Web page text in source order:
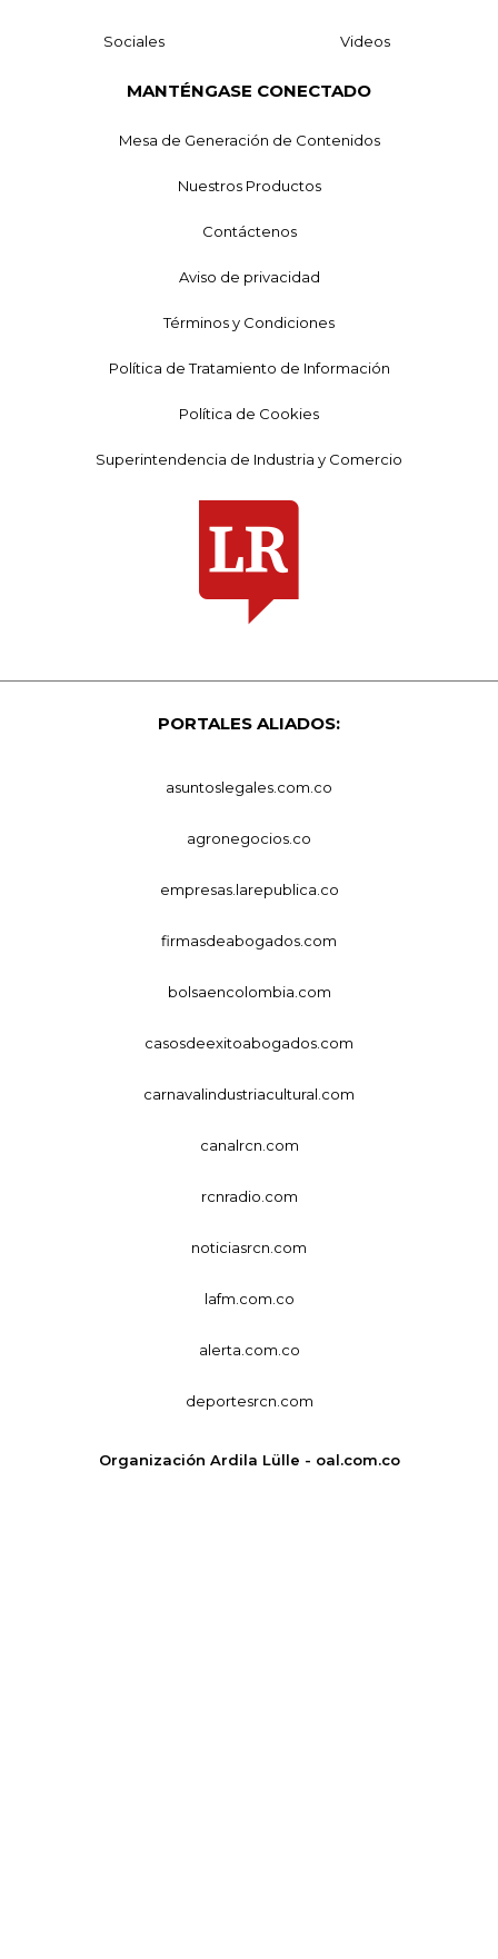
Sociales Videos
MANTÉNGASE CONECTADO
Mesa de Generación de Contenidos
Nuestros Productos
Contáctenos
Aviso de privacidad
Términos y Condiciones
Política de Tratamiento de Información
Política de Cookies
Superintendencia de Industria y Comercio
PORTALES ALIADOS:
asuntoslegales.com.co
agronegocios.co
empresas.larepublica.co
firmasdeabogados.com
bolsaencolombia.com
casosdeexitoabogados.com
carnavalindustriacultural.com
canalrcn.com
rcnradio.com
noticiasrcn.com
lafm.com.co
alerta.com.co
deportesrcn.com
Organización Ardila Lülle - oal.com.co